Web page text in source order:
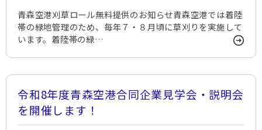
青森空港刈草ロール無料提供のお知らせ青森空港では着陸
帯の緑地管理のため、毎年７・８月頃に草刈りを実施して
います。着陸帯の緑…
令和8年度青森空港合同企業見学会・説明会
を開催します！